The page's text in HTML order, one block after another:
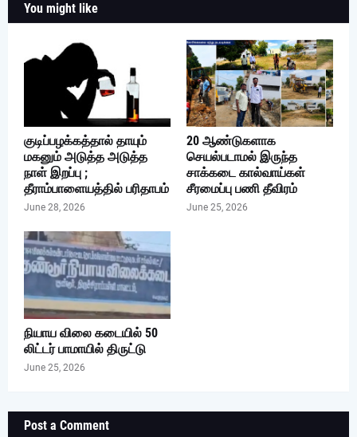
You might like
குடிப்பழக்கத்தால் தாயும்
மகனும் அடுத்த அடுத்த
நாள் இறப்பு ;
தீராம்பாளையத்தில் பரிதாபம்
June 28, 2026
20 ஆண்டுகளாக
செயல்படாமல் இருந்த
சாக்கடை கால்வாய்கள்
சீரமைப்பு பணி தீவிரம்
June 25, 2026
நியாய விலை கடையில் 50
லிட்டர் பாமாயில் திருட்டு
June 25, 2026
Post a Comment